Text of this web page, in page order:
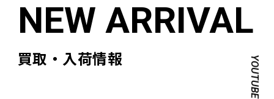
買取・入荷情報 YOUTUBE